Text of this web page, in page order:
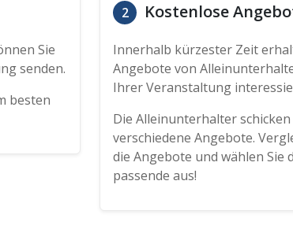
Sie
senden.
besten
2 Kostenlose
Innerhalb kürzester Zeit
Angebote von
Ihrer Veranstaltung
Die Alleinunterhalter
verschiedene Angebote.
die Angebote und wählen Sie
passende aus!